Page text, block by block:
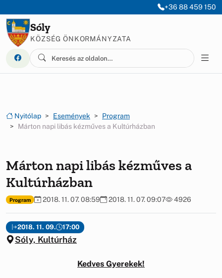
+36 88 459 150
Sóly
KÖZSÉG ÖNKORMÁNYZATA
Nyitólap Események
Program
Márton napi libás kézműves a Kultúrházban
Márton napi libás kézműves a
Kultúrházban
Program 2018. 11. 07. 08:59 2018. 11. 07. 09:07 4926
2018. 11. 09. 17:00
Sóly, Kultúrház
Kedves Gyerekek!